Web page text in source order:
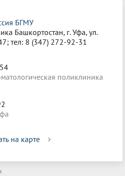
БГМУ
Башкортостан, г. Уфа, ул.
тел: 8 (347) 272-92-31
поликлиника
на карте